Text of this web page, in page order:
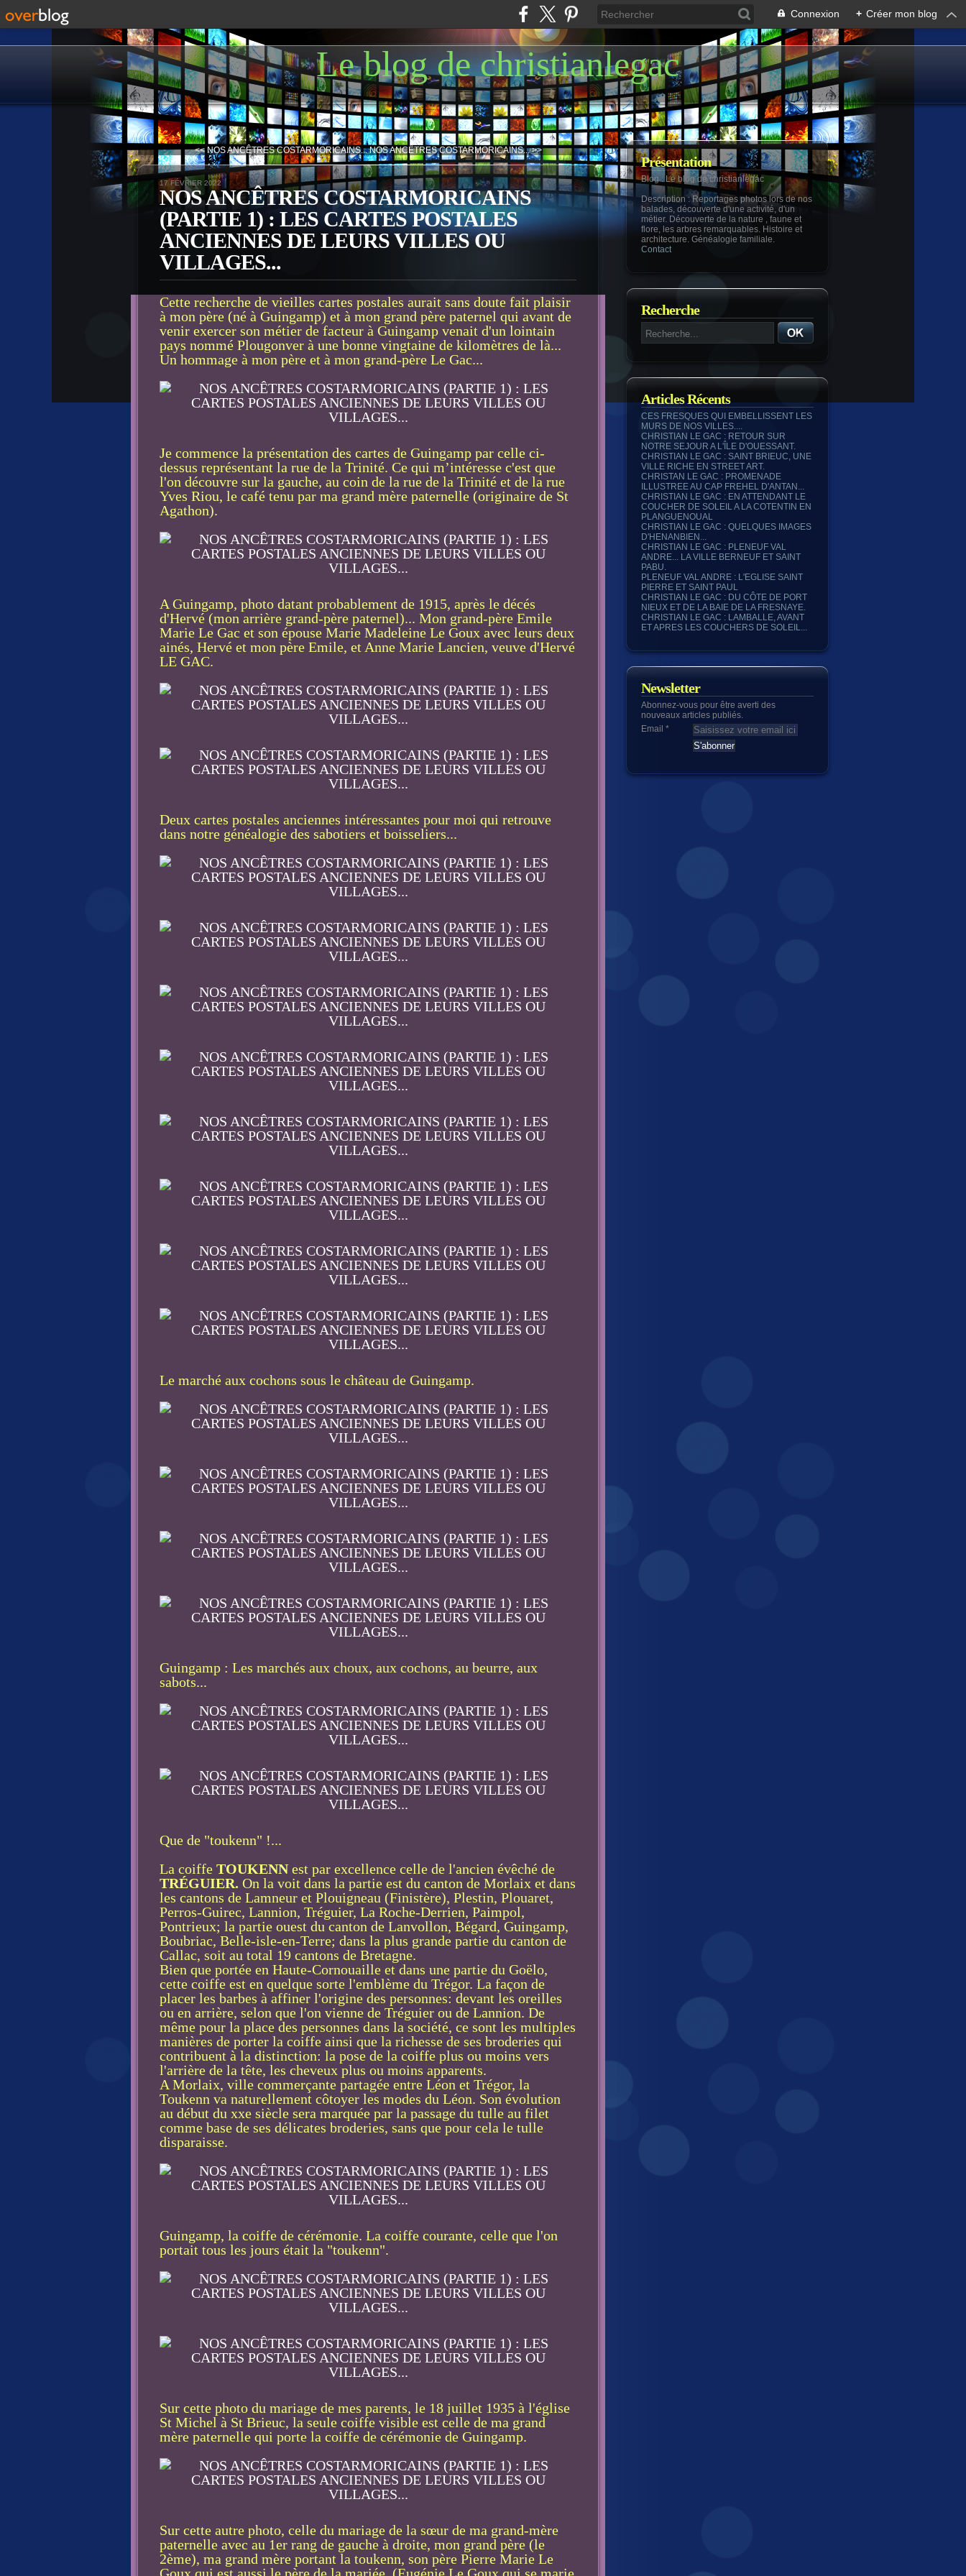
Connexion + Créer mon blog
Le blog de christianlegac
<< NOS ANCÊTRES COSTARMORICAINS... NOS ANCÊTRES COSTARMORICAINS... >>
17 FÉVRIER 2022
NOS ANCÊTRES COSTARMORICAINS
(PARTIE 1) : LES CARTES POSTALES
ANCIENNES DE LEURS VILLES OU
VILLAGES...
Cette recherche de vieilles cartes postales aurait sans doute fait plaisir
à mon père (né à Guingamp) et à mon grand père paternel qui avant de
venir exercer son métier de facteur à Guingamp venait d'un lointain
pays nommé Plougonver à une bonne vingtaine de kilomètres de là...
Un hommage à mon père et à mon grand-père Le Gac...
Je commence la présentation des cartes de Guingamp par celle ci-
dessus représentant la rue de la Trinité. Ce qui m’intéresse c'est que
l'on découvre sur la gauche, au coin de la rue de la Trinité et de la rue
Yves Riou, le café tenu par ma grand mère paternelle (originaire de St
Agathon).
A Guingamp, photo datant probablement de 1915, après le décés
d'Hervé (mon arrière grand-père paternel)... Mon grand-père Emile
Marie Le Gac et son épouse Marie Madeleine Le Goux avec leurs deux
ainés, Hervé et mon père Emile, et Anne Marie Lancien, veuve d'Hervé
LE GAC.
Deux cartes postales anciennes intéressantes pour moi qui retrouve
dans notre généalogie des sabotiers et boisseliers...
Le marché aux cochons sous le château de Guingamp.
Guingamp : Les marchés aux choux, aux cochons, au beurre, aux
sabots...
Que de "toukenn" !...
La coiffe TOUKENNest par excellence celle de l'ancien évêché de
TRÉGUIER. On la voit dans la partie est du canton de Morlaix et dans
les cantons de Lamneur et Plouigneau (Finistère), Plestin, Plouaret,
Perros-Guirec, Lannion, Tréguier, La Roche-Derrien, Paimpol,
Pontrieux; la partie ouest du canton de Lanvollon, Bégard, Guingamp,
Boubriac, Belle-isle-en-Terre; dans la plus grande partie du canton de
Callac, soit au total 19 cantons de Bretagne.
Bien que portée en Haute-Cornouaille et dans une partie du Goëlo,
cette coiffe est en quelque sorte l'emblème du Trégor. La façon de
placer les barbes à affiner l'origine des personnes: devant les oreilles
ou en arrière, selon que l'on vienne de Tréguier ou de Lannion. De
même pour la place des personnes dans la société, ce sont les multiples
manières de porter la coiffe ainsi que la richesse de ses broderies qui
contribuent à la distinction: la pose de la coiffe plus ou moins vers
l'arrière de la tête, les cheveux plus ou moins apparents.
A Morlaix, ville commerçante partagée entre Léon et Trégor, la
Toukenn va naturellement côtoyer les modes du Léon. Son évolution
au début du xxe siècle sera marquée par la passage du tulle au filet
comme base de ses délicates broderies, sans que pour cela le tulle
disparaisse.
Guingamp, la coiffe de cérémonie. La coiffe courante, celle que l'on
portait tous les jours était la "toukenn".
Sur cette photo du mariage de mes parents, le 18 juillet 1935 à l'église
St Michel à St Brieuc, la seule coiffe visible est celle de ma grand
mère paternelle qui porte la coiffe de cérémonie de Guingamp.
Sur cette autre photo, celle du mariage de la sœur de ma grand-mère
paternelle avec au 1er rang de gauche à droite, mon grand père (le
2ème), ma grand mère portant la toukenn, son père Pierre Marie Le
Présentation
Blog : Le blog de christianlegac
Description: Reportages photos lors de nos
balades, découverte d'une activité, d'un
métier. Découverte de la nature , faune et
flore, les arbres remarquables. Histoire et
architecture. Généalogie familiale.
Contact
Recherche
Articles Récents
CES FRESQUES QUI EMBELLISSENT LES
MURS DE NOS VILLES....
CHRISTIAN LE GAC : RETOUR SUR
NOTRE SEJOUR A L'ÎLE D'OUESSANT.
CHRISTIAN LE GAC : SAINT BRIEUC, UNE
VILLE RICHE EN STREET ART.
CHRISTAN LE GAC : PROMENADE
ILLUSTREE AU CAP FREHEL D'ANTAN...
CHRISTIAN LE GAC : EN ATTENDANT LE
COUCHER DE SOLEIL A LA COTENTIN EN
PLANGUENOUAL
CHRISTIAN LE GAC : QUELQUES IMAGES
D'HENANBIEN...
CHRISTIAN LE GAC : PLENEUF VAL
ANDRE... LA VILLE BERNEUF ET SAINT
PABU.
PLENEUF VAL ANDRE : L'EGLISE SAINT
PIERRE ET SAINT PAUL
CHRISTIAN LE GAC : DU CÔTE DE PORT
NIEUX ET DE LA BAIE DE LA FRESNAYE.
CHRISTIAN LE GAC : LAMBALLE, AVANT
ET APRES LES COUCHERS DE SOLEIL...
Newsletter
Abonnez-vous pour être averti des
nouveaux articles publiés.
Email